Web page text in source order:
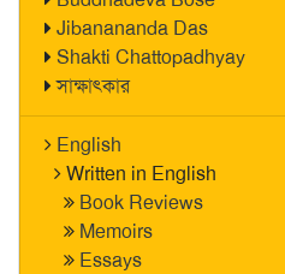
Jibanananda Das
Shakti Chattopadhyay
সাক্ষাৎকার
English
Written in English
Book Reviews
Memoirs
Essays